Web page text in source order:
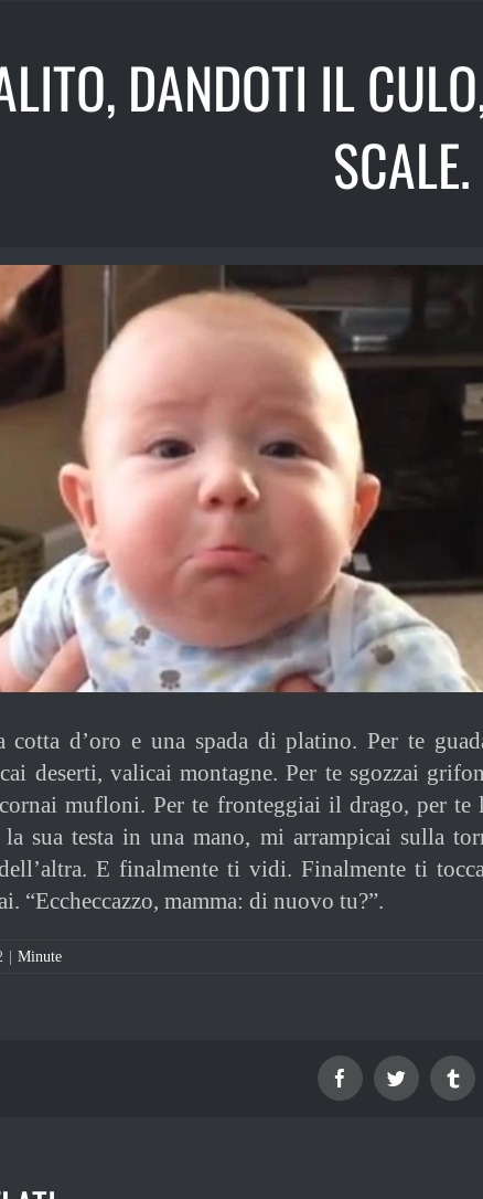
DANDOTI IL
SCALE.
cotta d’oro e una spada di platino. Per te
deserti, valicai montagne. Per te sgozzai
mufloni. Per te fronteggiai il drago, per te
sua testa in una mano, mi arrampicai sulla
E finalmente ti vidi. Finalmente ti
“Eccheccazzo, mamma: di nuovo tu?”.
| Minute
FacebookTwitter